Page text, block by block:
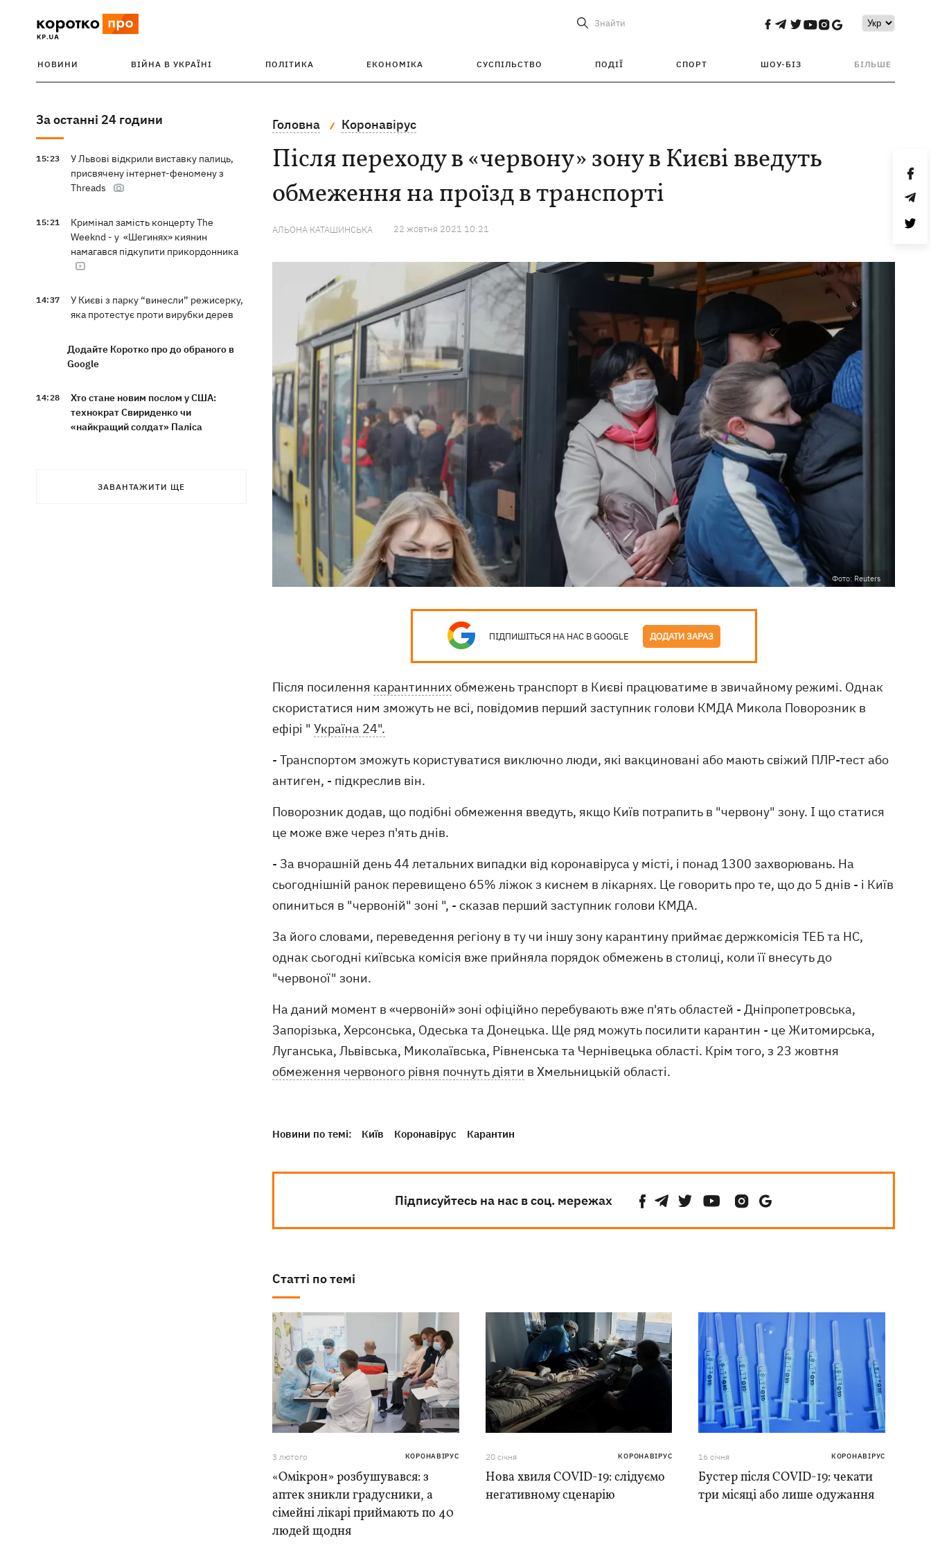
Знайти
НОВИНИ ВІЙНА В УКРАЇНІ ПОЛІТИКА ЕКОНОМІКА СУСПІЛЬСТВО ПОДІЇ СПОРТ ШОУ-БІЗ БІЛЬШЕ
За останні 24 години
15:23
У Львові відкрили виставку палиць,
присвячену інтернет-феномену з
Threads
15:21
Кримінал замість концерту The
Weeknd - у «Шегинях» киянин
намагався підкупити прикордонника
14:37
У Києві з парку “винесли” режисерку,
яка протестує проти вирубки дерев
Додайте Коротко про до обраного в
Google
14:28
Хто стане новим послом у США:
технократ Свириденко чи
«найкращий солдат» Паліса
погода на 7 серпня
ЗАВАНТАЖИТИ ЩЕ
Головна Коронавірус
Після переходу в «червону» зону в Києві введуть
обмеження на проїзд в транспорті
АЛЬОНА КАТАШИНСЬКА 22 жовтня 2021 10:21
Фото: Reuters
ПІДПИШІТЬСЯ НА НАС В GOOGLE ДОДАТИ ЗАРАЗ
Після посилення карантиннихобмежень транспорт в Києві працюватиме в звичайному режимі. Однак
скористатися ним зможуть не всі, повідомив перший заступник голови КМДА Микола Поворозник в
ефірі " Україна 24".
- Транспортом зможуть користуватися виключно люди, які вакциновані або мають свіжий ПЛР-тест або
антиген, - підкреслив він.
Поворозник додав, що подібні обмеження введуть, якщо Київ потрапить в "червону" зону. І що статися
це може вже через п'ять днів.
- За вчорашній день 44 летальних випадки від коронавіруса у місті, і понад 1300 захворювань. На
сьогоднішній ранок перевищено 65% ліжок з киснем в лікарнях. Це говорить про те, що до 5 днів - і Київ
опиниться в "червоній" зоні ", - сказав перший заступник голови КМДА.
За його словами, переведення регіону в ту чи іншу зону карантину приймає держкомісія ТЕБ та НС,
однак сьогодні київська комісія вже прийняла порядок обмежень в столиці, коли її внесуть до
"червоної" зони.
На даний момент в «червоній» зоні офіційно перебувають вже п'ять областей - Дніпропетровська,
Запорізька, Херсонська, Одеська та Донецька. Ще ряд можуть посилити карантин - це Житомирська,
Луганська, Львівська, Миколаївська, Рівненська та Чернівецька області. Крім того, з 23 жовтня
обмеження червоного рівня почнуть діяти в Хмельницькій області.
Новини по темі: Київ Коронавірус Карантин
Підписуйтесь на нас в соц. мережах
Статті по темі
3 лютого КОРОНАВІРУС
«Омікрон» розбушувався: з
аптек зникли градусники, а
сімейні лікарі приймають по 40
людей щодня
20 сiчня КОРОНАВІРУС
Нова хвиля COVID-19: слідуємо
негативному сценарію
16 сiчня КОРОНАВІРУС
Бустер після COVID-19: чекати
три місяці або лише одужання